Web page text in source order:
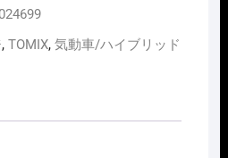
, TOMIX, 気動車/ハイブリッド